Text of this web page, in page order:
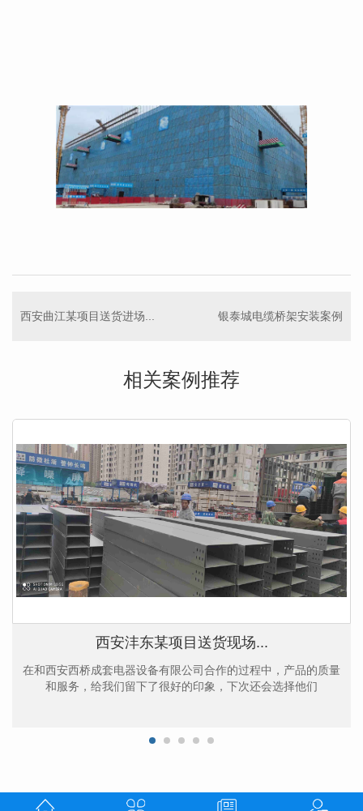
西安曲江某项目送货进场... 银泰城电缆桥架安装案例
相关案例推荐
西安沣东某项目送货现场...
在和西安西桥成套电器设备有限公司合作的过程中，产品的质量
和服务，给我们留下了很好的印象，下次还会选择他们